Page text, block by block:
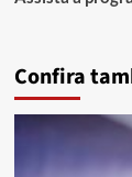
Confira